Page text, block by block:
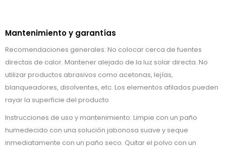
Mantenimiento y garantías
Recomendaciones generales: No colocar cerca de fuentes
directas de calor. Mantener alejado de la luz solar directa. No
utilizar productos abrasivos como acetonas, lejías,
blanqueadores, disolventes, etc. Los elementos afilados pueden
rayar la superficie del producto
Instrucciones de uso y mantenimiento: Limpie con un paño
humedecido con una solución jabonosa suave y seque
inmediatamente con un paño seco. Quitar el polvo con un